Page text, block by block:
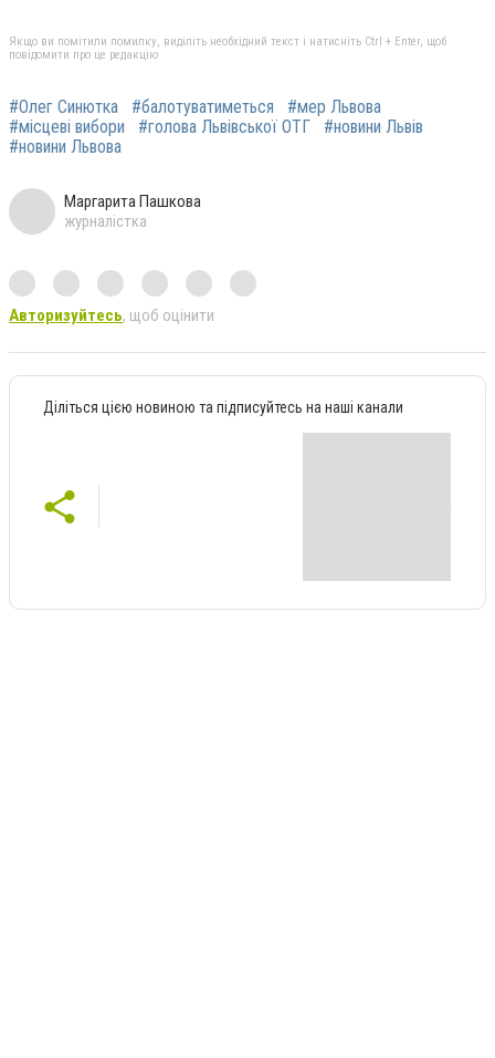
Якщо ви помітили помилку, виділіть необхідний текст і натисніть Ctrl + Enter, щоб
повідомити про це редакцію
#Олег Синютка #балотуватиметься
#мер Львова
#місцеві вибори
#голова Львівської ОТГ
#новини Львів
#новини Львова
Маргарита Пашкова
журналістка
Авторизуйтесь, щоб оцінити
Діліться цією новиною та підписуйтесь на наші канали